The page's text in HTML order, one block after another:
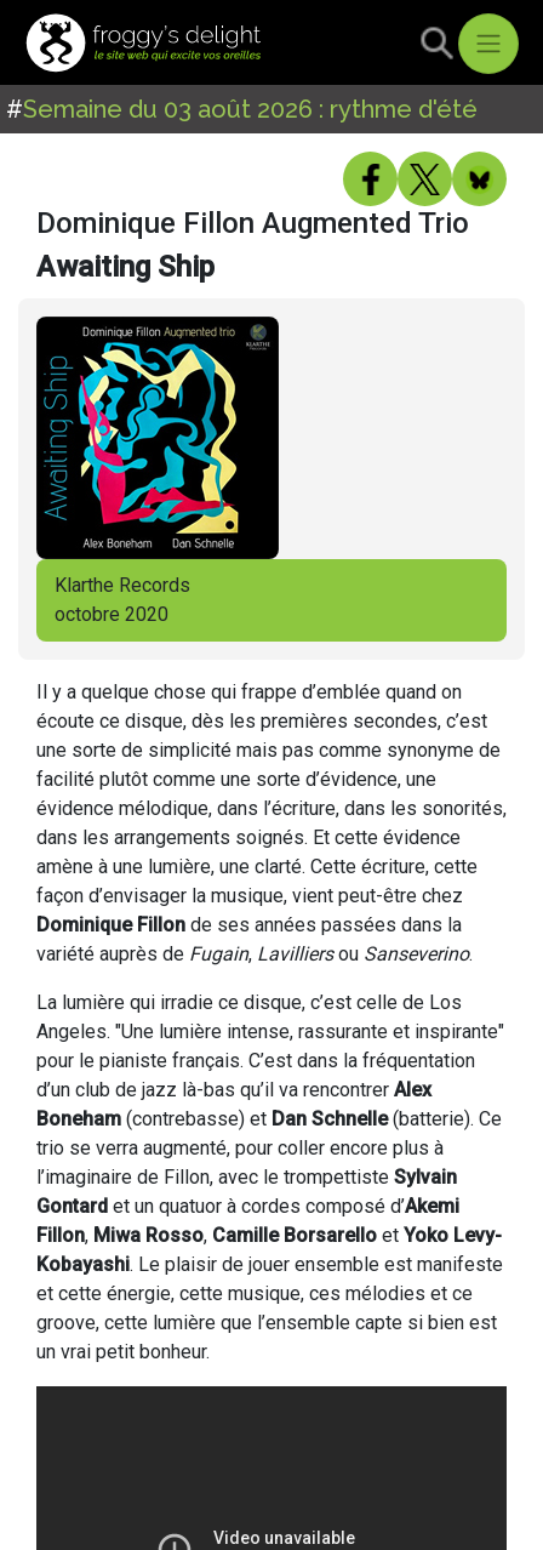
#Semaine du 03 août 2026 : rythme d'été
Dominique Fillon Augmented Trio
Awaiting Ship
Klarthe Records
octobre 2020
Il y a quelque chose qui frappe d’emblée quand on
écoute ce disque, dès les premières secondes, c’est
une sorte de simplicité mais pas comme synonyme de
facilité plutôt comme une sorte d’évidence, une
évidence mélodique, dans l’écriture, dans les sonorités,
dans les arrangements soignés. Et cette évidence
amène à une lumière, une clarté. Cette écriture, cette
façon d’envisager la musique, vient peut-être chez
Dominique Fillon de ses années passées dans la
variété auprès de Fugain, Lavilliersou Sanseverino.
La lumière qui irradie ce disque, c’est celle de Los
Angeles. "Une lumière intense, rassurante et inspirante"
pour le pianiste français. C’est dans la fréquentation
d’un club de jazz là-bas qu’il va rencontrer Alex
Boneham (contrebasse) et Dan Schnelle(batterie). Ce
trio se verra augmenté, pour coller encore plus à
l’imaginaire de Fillon, avec le trompettiste Sylvain
Gontard et un quatuor à cordes composé d’Akemi
Fillon, Miwa Rosso, Camille Borsarello et Yoko Levy-
Kobayashi. Le plaisir de jouer ensemble est manifeste
et cette énergie, cette musique, ces mélodies et ce
groove, cette lumière que l’ensemble capte si bien est
un vrai petit bonheur.